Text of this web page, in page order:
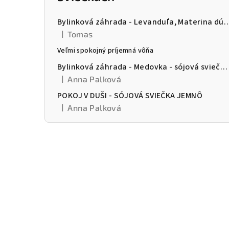
e
Bylinková záhrada - Levanduľa,
Hodnotenie produktu je 5 z 5 hviezdičiek.
Tomas
Veľmi spokojný príjemná vôňa
Bylinková záhrada - Medovka - sójová sviečka Jemnô
Hodnotenie produktu je 5 z 5 hviezdičiek.
Anna Palková
POKOJ V DUŠI - SÓJOVÁ SVIEČKA JEMNÔ
Hodnotenie produktu je 5 z 5 hviezdičiek.
Anna Palková